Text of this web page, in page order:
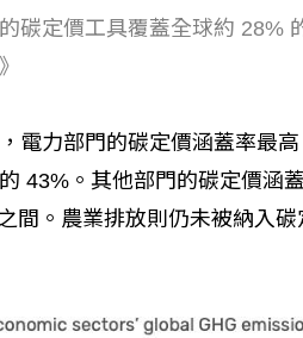
碳定價工具覆蓋全球約 28%
電力部門的碳定價涵蓋率最
43%。其他部門的碳定價涵
間。農業排放則仍未被納入碳
工改變病